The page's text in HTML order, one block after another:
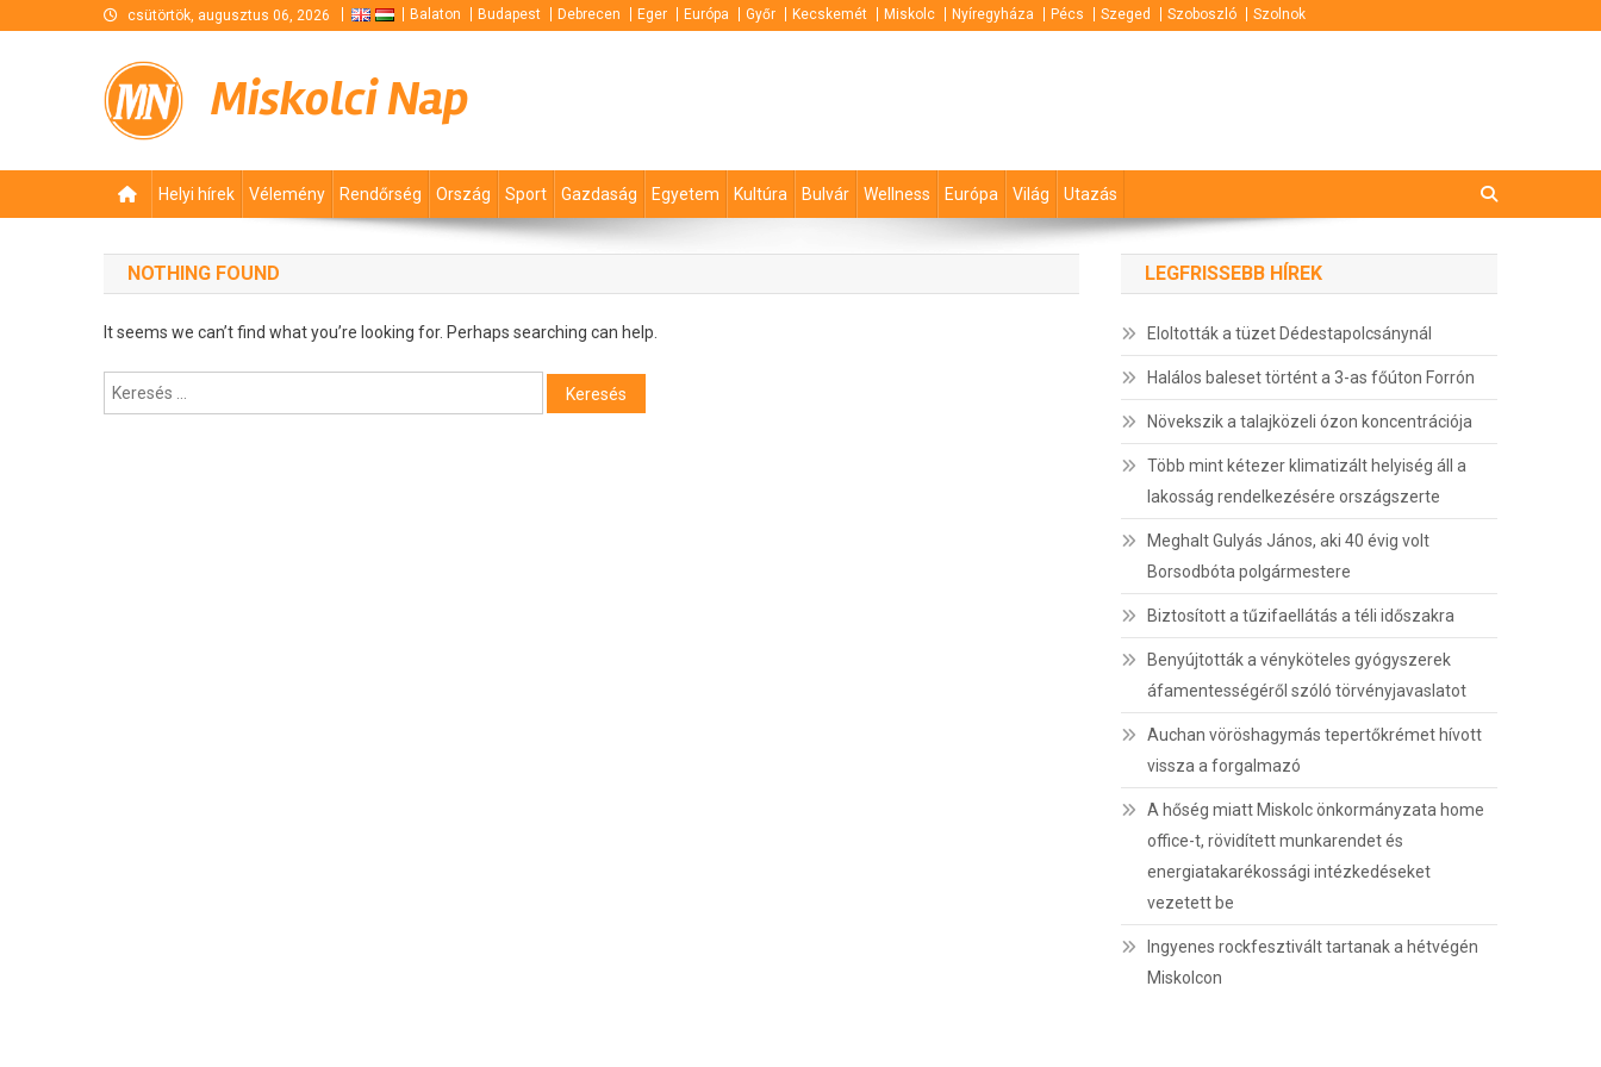
csütörtök, augusztus 06, 2026 Balaton Budapest Debrecen Eger Európa Győr Kecskemét Miskolc Nyíregyháza Pécs Szeged Szoboszló Szolnok
Miskolci Nap
Helyi hírek Vélemény Rendőrség Ország Sport Gazdaság Egyetem Kultúra Bulvár Wellness Európa Világ Utazás
NOTHING FOUND
It seems we can’t find what you’re looking for. Perhaps searching can help.
Keresés:
LEGFRISSEBB HÍREK
Eloltották a tüzet Dédestapolcsánynál
Halálos baleset történt a 3-as főúton Forrón
Növekszik a talajközeli ózon koncentrációja
Több mint kétezer klimatizált helyiség áll a
lakosság rendelkezésére országszerte
Meghalt Gulyás János, aki 40 évig volt
Borsodbóta polgármestere
Biztosított a tűzifaellátás a téli időszakra
Benyújtották a vényköteles gyógyszerek
áfamentességéről szóló törvényjavaslatot
Auchan vöröshagymás tepertőkrémet hívott
vissza a forgalmazó
A hőség miatt Miskolc önkormányzata home
office-t, rövidített munkarendet és
energiatakarékossági intézkedéseket
vezetett be
Ingyenes rockfesztivált tartanak a hétvégén
Miskolcon